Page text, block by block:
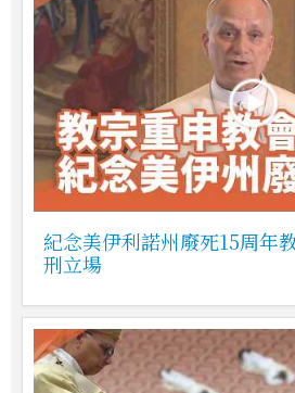
紀念美伊利諾州廢死15周年
刑立場